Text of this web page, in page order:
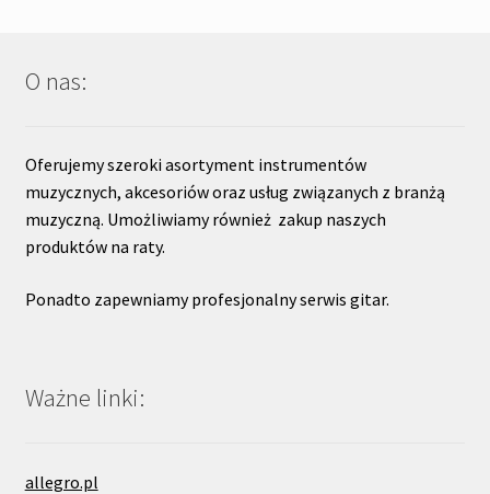
O nas:
Oferujemy szeroki asortyment instrumentów
muzycznych, akcesoriów oraz usług związanych z branżą
muzyczną. Umożliwiamy również zakup naszych
produktów na raty.
Ponadto zapewniamy profesjonalny serwis gitar.
Ważne linki:
allegro.pl